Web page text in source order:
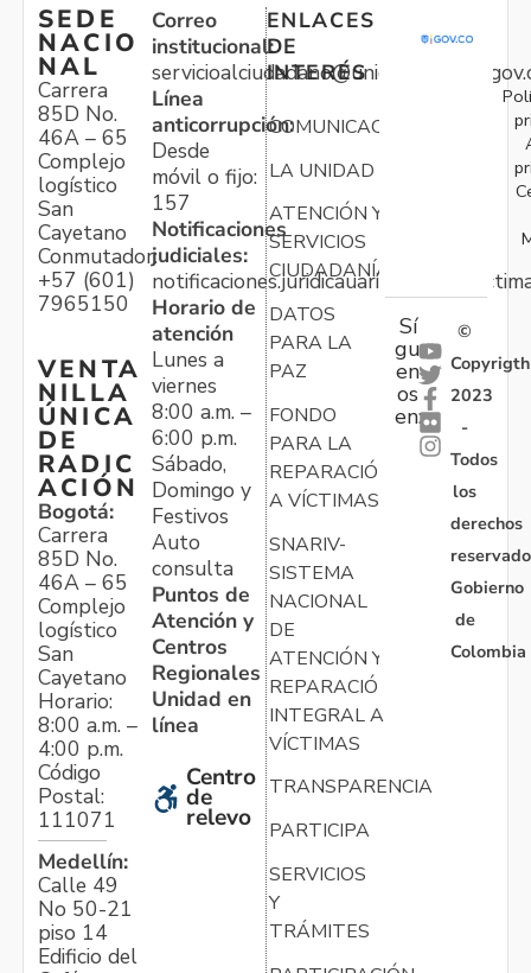
SEDE
NACIO
NAL
Carrera
85D No.
46A – 65
Complejo
logístico
San
Cayetano
Conmutador:
+57 (601)
7965150
VENTA
NILLA
ÚNICA
DE
RADIC
ACIÓN
Bogotá:
Carrera
85D No.
46A – 65
Complejo
logístico
San
Cayetano
Horario:
8:00 a.m. –
4:00 p.m.
Código
Postal:
111071
Medellín:
Calle 49
No 50-21
piso 14
Edificio del
Correo
institucional:
Línea
anticorrupción:
Desde
móvil o fijo:
157
Notificaciones
judiciales:
Horario de
atención
Lunes a
viernes
8:00 a.m. –
6:00 p.m.
Sábado,
Domingo y
Festivos
Auto
consulta
Puntos de
Atención y
Centros
Regionales
Unidad en
línea
Centro
de
relevo
ENLACES
DE
INTERÉS
COMUNICACIONES
LA UNIDAD
ATENCIÓN Y
SERVICIOS
CIUDADANÍA
DATOS
PARA LA
PAZ
FONDO
PARA LA
REPARACIÓN
A VÍCTIMAS
SNARIV-
SISTEMA
NACIONAL
DE
ATENCIÓN Y
REPARACIÓN
INTEGRAL A
VÍCTIMAS
TRANSPARENCIA
PARTICIPA
SERVICIOS
Y
TRÁMITES
Sí
gu
en
os
en:
©
Copyrigth
2023
-
Todos
los
derechos
Gobierno
de
Colombia